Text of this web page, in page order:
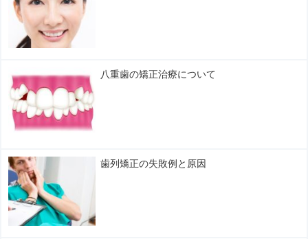
八重歯の矯正治療について
歯列矯正の失敗例と原因